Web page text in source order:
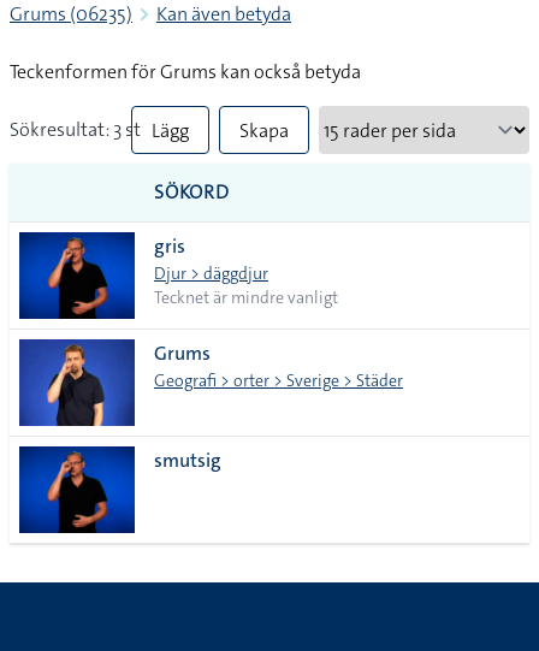
Grums (06235) Kan även betyda
Teckenformen för Grums kan också betyda
Sökresultat: 3 st Lägg
till
alla i
lista
Skapa
SÖKORD
gris
Djur > däggdjur
Tecknet är mindre vanligt
Grums
Geografi > orter > Sverige > Städer
smutsig